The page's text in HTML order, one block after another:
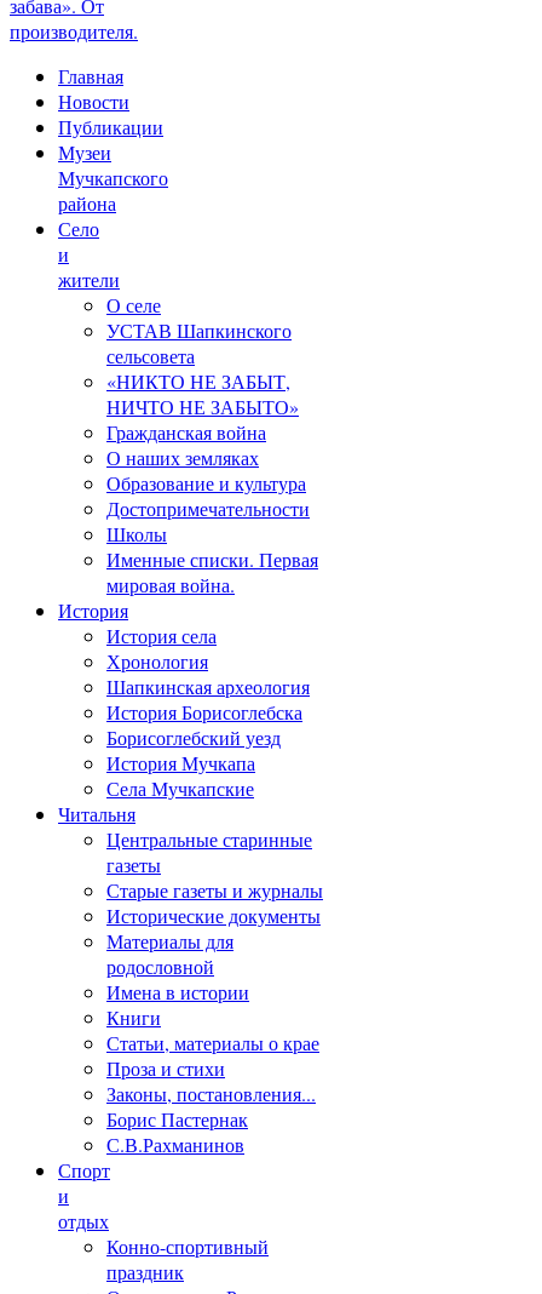
забава». От
производителя.
Главная
Новости
Публикации
Музеи
Мучкапского
района
Село
и
жители
О селе
УСТАВ Шапкинского
сельсовета
«НИКТО НЕ ЗАБЫТ,
НИЧТО НЕ ЗАБЫТО»
Гражданская война
О наших земляках
Образование и культура
Достопримечательности
Школы
Именные списки. Первая
мировая война.
История
История села
Хронология
Шапкинская археология
История Борисоглебска
Борисоглебский уезд
История Мучкапа
Села Мучкапские
Читальня
Центральные старинные
газеты
Старые газеты и журналы
Исторические документы
Материалы для
родословной
Имена в истории
Книги
Статьи, материалы о крае
Проза и стихи
Законы, постановления...
Борис Пастернак
С.В.Рахманинов
Спорт
и
отдых
Конно-спортивный
праздник